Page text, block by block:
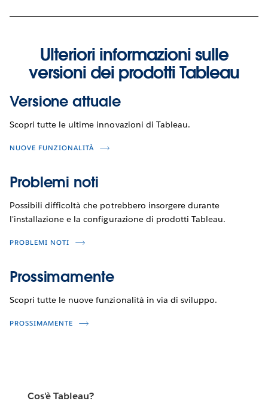
Ulteriori informazioni sulle
versioni dei prodotti Tableau
Versione attuale
Scopri tutte le ultime innovazioni di Tableau.
NUOVE FUNZIONALITÀ
Problemi noti
Possibili difficoltà che potrebbero insorgere durante
l'installazione e la configurazione di prodotti Tableau.
PROBLEMI NOTI
Prossimamente
Scopri tutte le nuove funzionalità in via di sviluppo.
PROSSIMAMENTE
Cos'è Tableau?